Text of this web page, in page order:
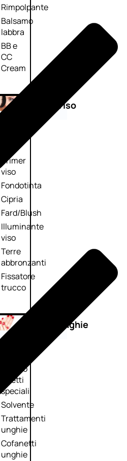
Rimpolpante
Balsamo
labbra
BB e
CC
Cream
Viso
Primer
viso
Fondotinta
Cipria
Fard/Blush
Illuminante
viso
Terre
abbronzanti
Fissatore
trucco
Unghie
Smalto
effetti
speciali
Solvente
Trattamenti
unghie
Cofanetti
unghie